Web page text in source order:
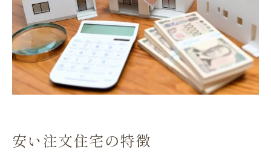
安い注文住宅の特徴